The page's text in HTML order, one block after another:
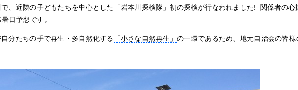
、近隣の子どもたちを中心とした「岩本川探検隊」初の探検が行なわれました! 関係者の心
日予想です。
分たちの手で再生・多自然化する 「小さな自然再生」の一環であるため、地元自治会の皆